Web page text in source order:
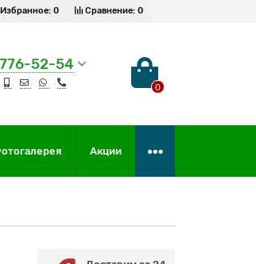
Сравнение: 0
Избранное: 0
52-54
0
Акции